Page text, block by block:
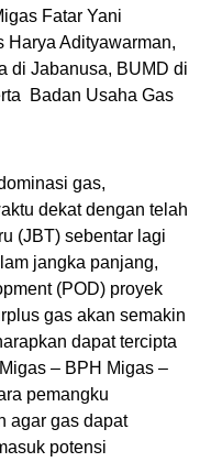
Fatar Yani
Harya Adityawarman,
di Jabanusa, BUMD di
Badan Usaha Gas
gas,
dekat dengan telah
(JBT) sebentar lagi
jangka panjang,
(POD) proyek
gas akan semakin
dapat tercipta
– BPH Migas –
pemangku
agar gas dapat
potensi